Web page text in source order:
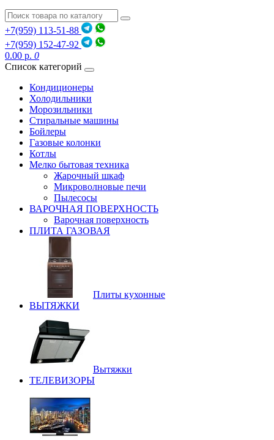
+7(959) 113-51-88
+7(959) 152-47-92
0.00 р. 0
Список категорий
Кондиционеры
Холодильники
Морозильники
Стиральные машины
Бойлеры
Газовые колонки
Котлы
Мелко бытовая техника
Жарочный шкаф
Микроволновые печи
Пылесосы
ВАРОЧНАЯ ПОВЕРХНОСТЬ
Варочная поверхность
ПЛИТА ГАЗОВАЯ
Плиты кухонные
ВЫТЯЖКИ
Вытяжки
ТЕЛЕВИЗОРЫ